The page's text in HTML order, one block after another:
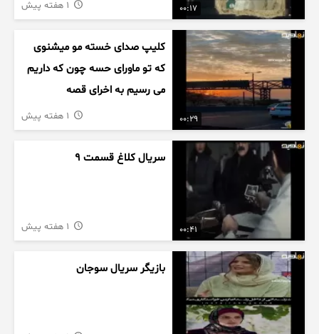
00:17
00:29
کلیپ صدای خسته مو میشنوی
که تو ماورای حسه چون که داریم
می رسیم به اخرای قصه
00:41
سریال کلاغ قسمت 9
بازیگر سریال سوجان